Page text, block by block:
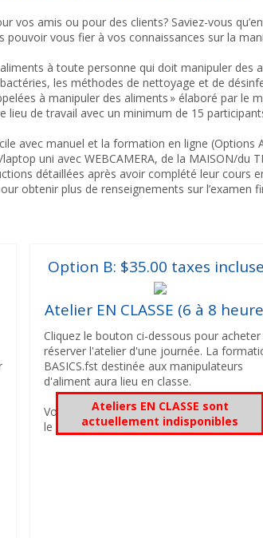
vos amis ou pour des clients? Saviez-vous
pouvoir vous fier à vos connaissances sur la
à toute personne qui doit manipuler
les méthodes de nettoyage et de
à manipuler des aliments » élaboré par le
de travail avec un minimum de 15
avec manuel et la formation en ligne (Options
uni avec WEBCAMERA, de la MAISON/du
détaillées après avoir complété leur cours
obtenir plus de renseignements sur l’examen
Option B: $35.00 taxes
Atelier EN CLASSE (6 à 8
Cliquez le bouton ci-dessous pour
réserver l'atelier d'une journée. La
BASICS.fst destinée aux manipulateurs
d'aliment aura lieu en classe.
Vous devrez ensuite choisir la date,
le lieu de l'atelier.
Ateliers EN CLASSE sont
actuellement indisponibles